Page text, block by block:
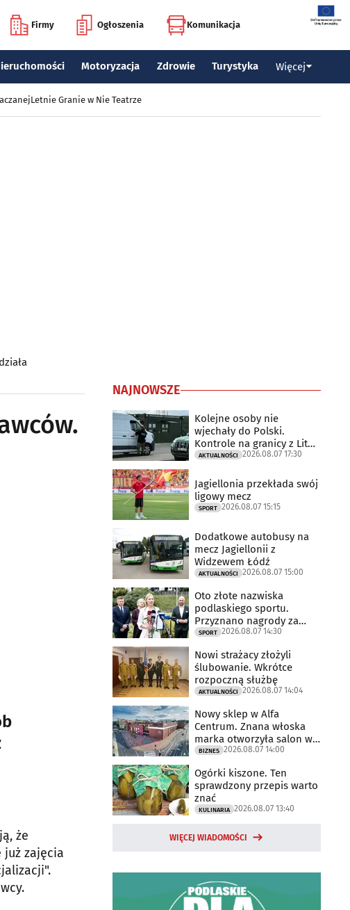
Firmy Ogłoszenia Komunikacja
Motoryzacja Zdrowie Turystyka Więcej
Letnie Granie w Nie Teatrze
że
już zajęcia
NAJNOWSZE
Kolejne osoby nie
wjechały do Polski.
Kontrole na granicy z Litwą
trwają
AKTUALNOŚCI 2026.08.07 17:30
Jagiellonia przekłada swój
ligowy mecz
SPORT 2026.08.07 15:15
Dodatkowe autobusy na
mecz Jagiellonii z
Widzewem Łódź
AKTUALNOŚCI 2026.08.07 15:00
Oto złote nazwiska
podlaskiego sportu.
Przyznano nagrody za
2025 rok
SPORT 2026.08.07 14:30
Nowi strażacy złożyli
ślubowanie. Wkrótce
rozpoczną służbę
AKTUALNOŚCI 2026.08.07 14:04
Nowy sklep w Alfa
Centrum. Znana włoska
marka otworzyła salon w
Białymstoku
BIZNES 2026.08.07 14:00
Ogórki kiszone. Ten
sprawdzony przepis warto
znać
KULINARIA 2026.08.07 13:40
WIĘCEJ WIADOMOŚCI